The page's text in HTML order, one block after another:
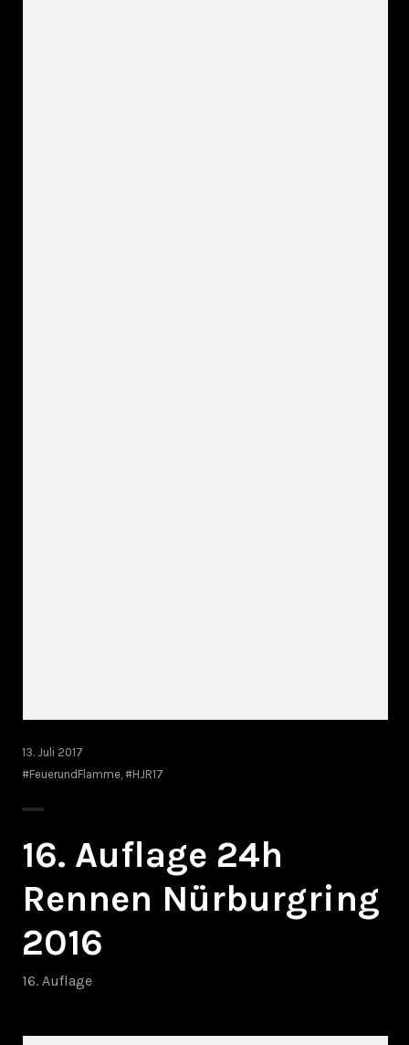
13. Juli 2017
#FeuerundFlamme #HJR17
16. Auflage 24h
Rennen Nürburgring
2016
16. Auflage